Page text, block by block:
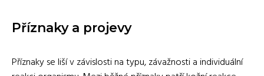
Příznaky a projevy
Příznaky se liší v závislosti na typu, závažnosti a individuální